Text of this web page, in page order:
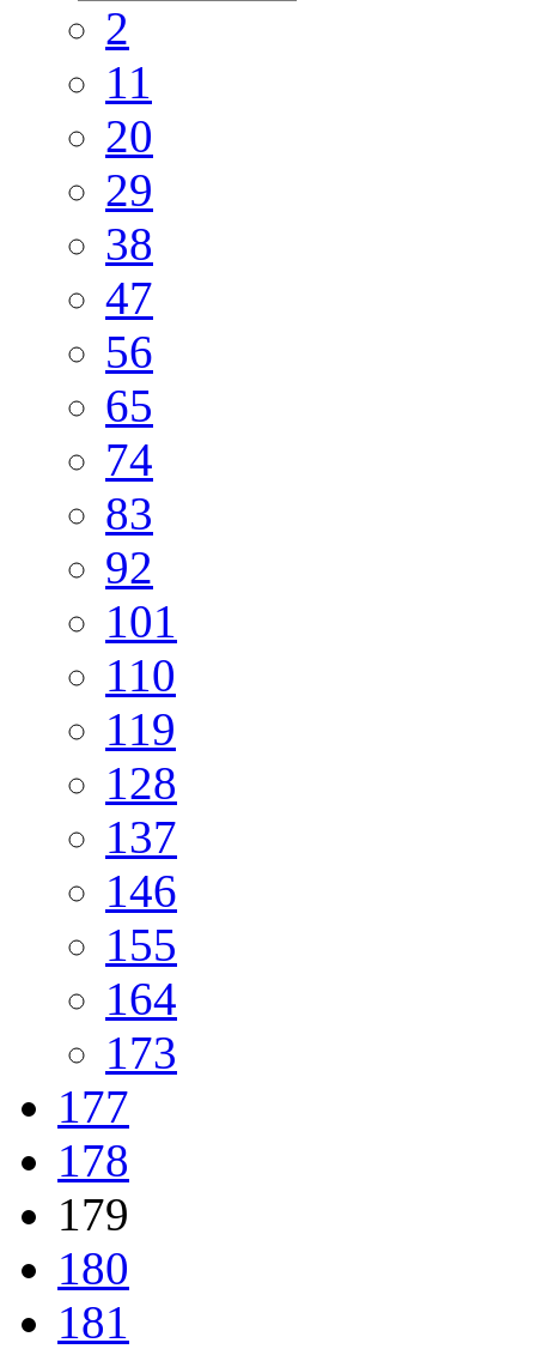
2
11
20
29
38
47
56
65
74
83
92
101
110
119
128
137
146
155
164
173
177
178
179
180
181